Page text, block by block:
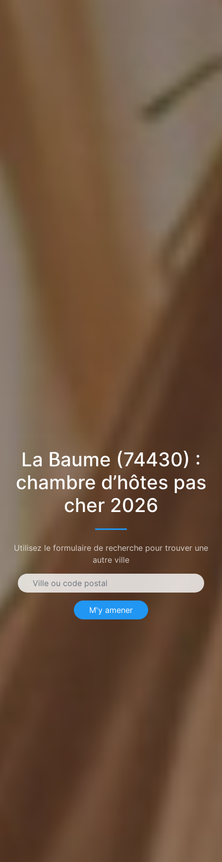
La Baume (74430) :
chambre d’hôtes pas
cher 2026
Utilisez le formulaire de recherche pour trouver une
autre ville
M'y amener